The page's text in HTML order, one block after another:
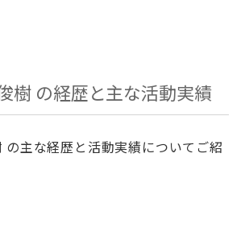
樹 の経歴と主な活動実績
の主な経歴と活動実績についてご紹